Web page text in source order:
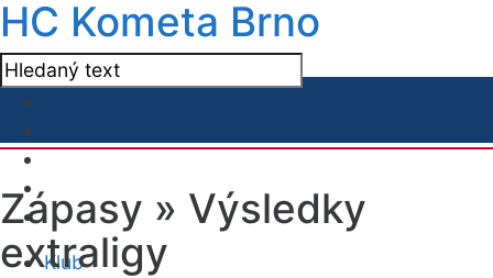
HC Kometa Brno
Klub
Zápasy » Výsledky
extraligy